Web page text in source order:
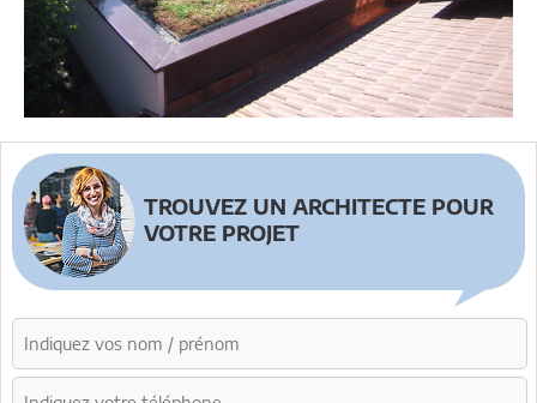
TROUVEZ UN ARCHITECTE POUR
VOTRE PROJET